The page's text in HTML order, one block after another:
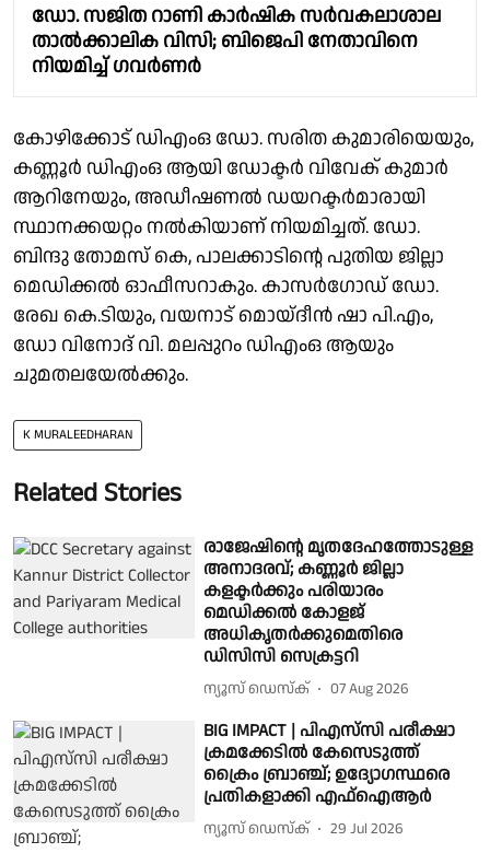
ഡോ. സജിത റാണി കാർഷിക സർവകലാശാല
താൽക്കാലിക വിസി; ബിജെപി നേതാവിനെ
നിയമിച്ച് ഗവർണർ
കോഴിക്കോട് ഡിഎംഒ ഡോ. സരിത കുമാരിയെയും,
കണ്ണൂർ ഡിഎംഒ ആയി ഡോക്ടർ വിവേക് കുമാർ
ആറിനേയും, അഡീഷണൽ ഡയറക്ടർമാരായി
സ്ഥാനക്കയറ്റം നൽകിയാണ് നിയമിച്ചത്. ഡോ.
ബിന്ദു തോമസ് കെ, പാലക്കാടിൻ്റെ പുതിയ ജില്ലാ
മെഡിക്കൽ ഓഫീസറാകും. കാസർഗോഡ് ഡോ.
രേഖ കെ.ടിയും, വയനാട് മൊയ്ദീൻ ഷാ പി.എം,
ഡോ വിനോദ് വി. മലപ്പുറം ഡിഎംഒ ആയും
ചുമതലയേൽക്കും.
K MURALEEDHARAN
Related Stories
രാജേഷിൻ്റെ മൃതദേഹത്തോടുള്ള
അനാദരവ്; കണ്ണൂർ ജില്ലാ
കളക്ടർക്കും പരിയാരം
മെഡിക്കൽ കോളജ്
അധികൃതർക്കുമെതിരെ
ഡിസിസി സെക്രട്ടറി
ന്യൂസ് ഡെസ്ക് 07 Aug 2026
BIG IMPACT | പിഎസ്‌സി പരീക്ഷാ
ക്രമക്കേടിൽ കേസെടുത്ത്
ക്രൈം ബ്രാഞ്ച്; ഉദ്യോഗസ്ഥരെ
പ്രതികളാക്കി എഫ്ഐആര്‍
ന്യൂസ് ഡെസ്ക് 29 Jul 2026